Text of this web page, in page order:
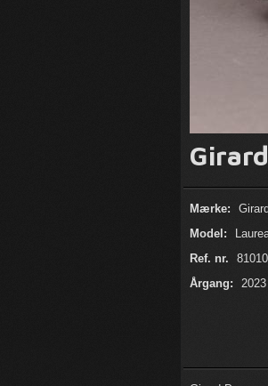
Mærke:
Model:
Ref. nr.
Årgang:
2023